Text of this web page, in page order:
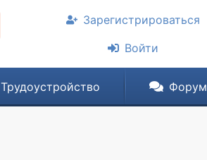
Зарегистрироваться
Войти
Трудоустройство Форум